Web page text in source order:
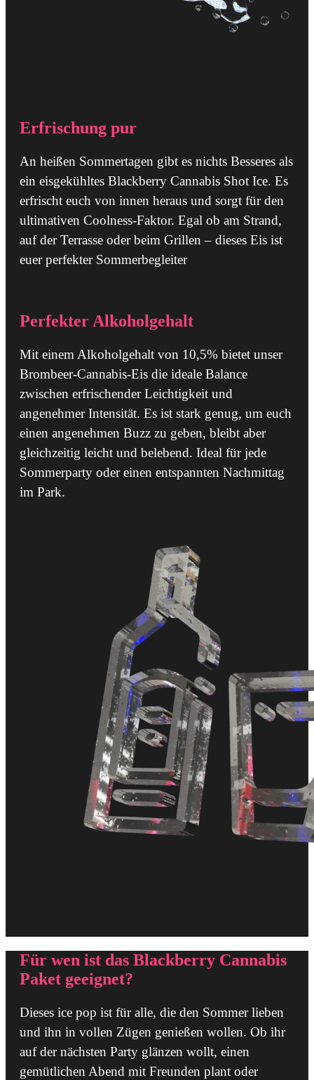
Erfrischung pur
An heißen Sommertagen gibt es nichts Besseres als
ein eisgekühltes Blackberry Cannabis Shot Ice. Es
erfrischt euch von innen heraus und sorgt für den
ultimativen Coolness-Faktor. Egal ob am Strand,
auf der Terrasse oder beim Grillen – dieses Eis ist
euer perfekter Sommerbegleiter
Perfekter Alkoholgehalt
Mit einem Alkoholgehalt von 10,5% bietet unser
Brombeer-Cannabis-Eis die ideale Balance
zwischen erfrischender Leichtigkeit und
angenehmer Intensität. Es ist stark genug, um euch
einen angenehmen Buzz zu geben, bleibt aber
gleichzeitig leicht und belebend. Ideal für jede
Sommerparty oder einen entspannten Nachmittag
im Park.
Für wen ist das Blackberry Cannabis
Paket geeignet?
Dieses ice pop ist für alle, die den Sommer lieben
und ihn in vollen Zügen genießen wollen. Ob ihr
auf der nächsten Party glänzen wollt, einen
gemütlichen Abend mit Freunden plant oder